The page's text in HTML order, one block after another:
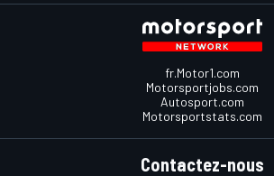
fr.Motor1.com
Motorsportjobs.com
Autosport.com
Motorsportstats.com
Contactez-nous